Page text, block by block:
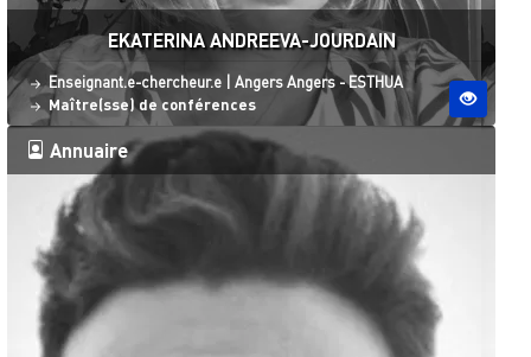
EKATERINA ANDREEVA-JOURDAIN
Statut
Enseignant.e-chercheur.e Site ESO
Angers Angers - ESTHUA
Maître(sse) de conférences
Annuaire